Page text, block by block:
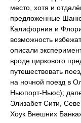
место, хотя и
предложенные
Калифорния и
возможность
описали
вроде циркового
путешествовать
на ночной поезд в
Ньюпорт-Ньюс);
Элизабет Сити,
Хоук Внешних